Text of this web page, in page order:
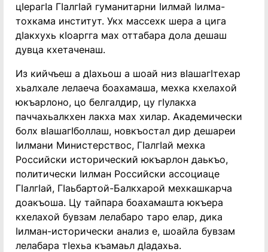
цӏерагӏа Гӏалгӏай гуманитарни ӏилмай ӏилма-
тохкама институт. Укх массехк шера а цига
дӏакхухь кӏоаргга мах оттабара дола дешаш
дувца кхетаченаш.
Из кийчъеш а дӏахьош а шоай низ вӏашагӏтехар
хьалхале лелаеча боахамаша, мехка кхелахой
юкъарлоно, цо белгалдир, цу гӏулакха
паччахьалкхен лакха мах хилар. Академически
болх вӏашагӏболлаш, новкъостал дир дешареи
ӏилмани Министерствос, Гӏалгӏай мехка
Российски исторический юкъарлон даькъо,
политически ӏилман Российски ассоциаце
Гӏалгӏай, Гӏаьбартой-Балкхарой мехкашкарча
доакъоша. Цу тайпара боахамашта юкъера
кхелахой бувзам лелабаро таро елар, дика
ӏилман-исторически анализ е, шоайла бувзам
лелабара тӏехьа къамаьл дӏадахьа.